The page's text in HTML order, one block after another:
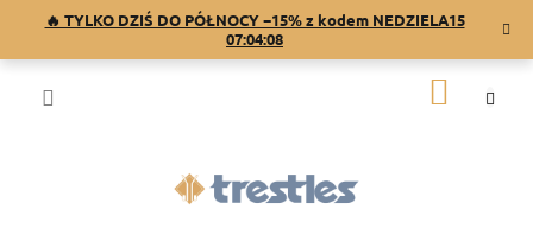
treści
🔥 TYLKO DZIŚ DO PÓŁNOCY −15% z kodem NEDZIELA15
07:04:07